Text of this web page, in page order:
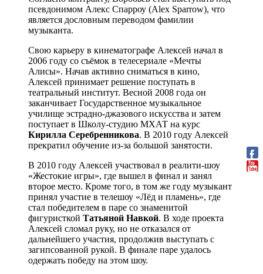
псевдонимом Алекс Спарроу (Alex Sparrow), что
является дословным переводом фамилии
музыканта.
Свою карьеру в кинематографе Алексей начал в
2006 году со съёмок в телесериале «Мечты
Алисы». Начав активно сниматься в кино,
Алексей принимает решение поступать в
театральный институт. Весной 2008 года он
заканчивает Государственное музыкальное
училище эстрадно-джазового искусства и затем
поступает в Школу-студию МХАТ на курс
Кирилла Серебренникова. В 2010 году Алексей
прекратил обучение из-за большой занятости.
В 2010 году Алексей участвовал в реалити-шоу
«Жестокие игры», где вышел в финал и занял
второе место. Кроме того, в том же году музыкант
принял участие в телешоу «Лёд и пламень», где
стал победителем в паре со знаменитой
фигуристкой Татьяной Навкой. В ходе проекта
Алексей сломал руку, но не отказался от
дальнейшего участия, продолжив выступать с
загипсованной рукой. В финале паре удалось
одержать победу на этом шоу.